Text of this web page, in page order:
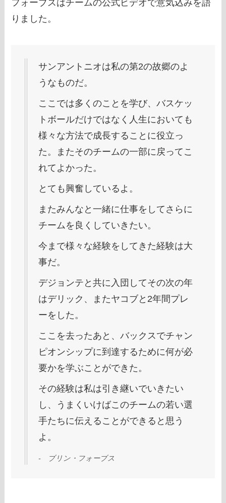
フォーブスはチームの公式ビデオで意気込みを語
りました。
サンアントニオは私の第2の故郷のよ
うなものだ。
ここでは多くのことを学び、バスケッ
トボールだけではなく人生においても
様々な方法で成長することに役立っ
た。またそのチームの一部に戻ってこ
れてよかった。
とても興奮しているよ。
またみんなと一緒に仕事をしてさらに
チームを良くしていきたい。
今まで様々な経験をしてきた経験は大
事だ。
デジョンテと共に入団してその次の年
はデリック、またヤコブと2年間プレ
ーをした。
ここを去ったあと、バックスでチャン
ピオンシップに到達するために何が必
要かを学ぶことができた。
その経験は私は引き継いでいきたい
し、うまくいけばこのチームの若い選
手たちに伝えることができると思う
よ。
‐ ブリン・フォーブス